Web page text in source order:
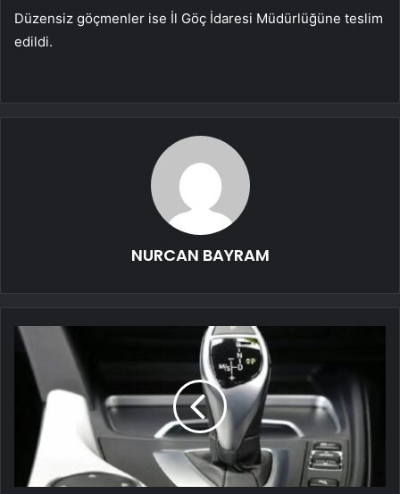
Düzensiz göçmenler ise İl Göç İdaresi Müdürlüğüne teslim
edildi.
NURCAN BAYRAM